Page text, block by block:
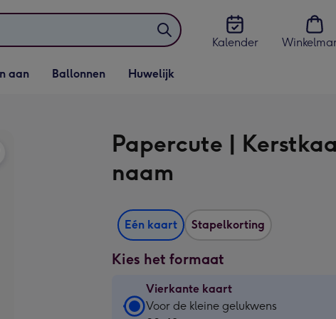
Kalender
openen
aan
Vervolgkeuzelijst
Ballonnen openen
Ballonnen
Vervolgkeuzelijst
Huwelijk openen
Huwelijk
Papercute |
naam
Eén kaart Stapelkorting
Kies het formaat
Vierkante kaart
Vierkante
Voor de kleine gelukwens